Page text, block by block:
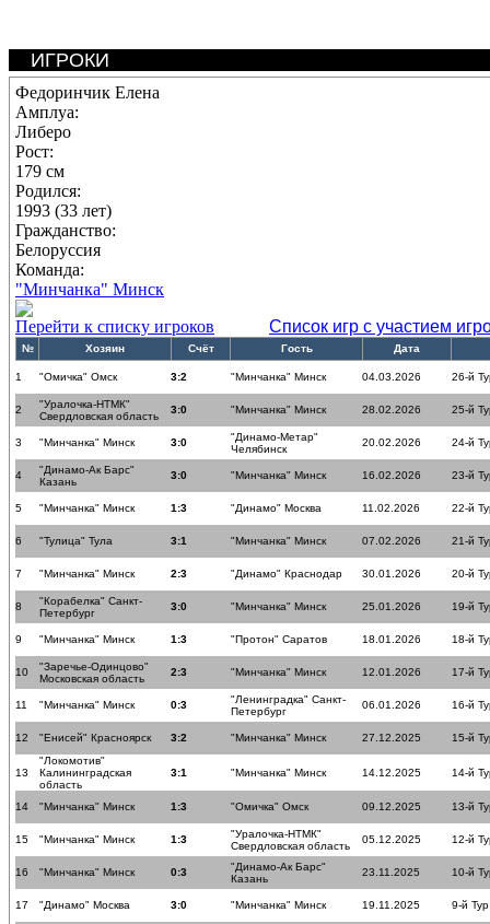
ИГРОКИ
Федоринчик Елена
Амплуа:
Либеро
Рост:
179 см
Родился:
1993 (33 лет)
Гражданство:
Белоруссия
Команда:
"Минчанка" Минск
Перейти к списку игроков
Список игр с участием
№ Хозяин Счёт Гость Дата
1 "Омичка" Омск 3:2 "Минчанка" Минск 04.03.2026 26-й
2
"Уралочка-НТМК"
Свердловская область
3:0 "Минчанка" Минск 28.02.2026 25-й
3 "Минчанка" Минск 3:0
"Динамо-Метар"
Челябинск
20.02.2026 24-й
4
"Динамо-Ак Барс"
Казань
3:0 "Минчанка" Минск 16.02.2026 23-й
5 "Минчанка" Минск 1:3 "Динамо" Москва 11.02.2026 22-й
6 "Тулица" Тула 3:1 "Минчанка" Минск 07.02.2026 21-й
7 "Минчанка" Минск 2:3 "Динамо" Краснодар 30.01.2026 20-й
8
"Корабелка" Санкт-
Петербург
3:0 "Минчанка" Минск 25.01.2026 19-й
9 "Минчанка" Минск 1:3 "Протон" Саратов 18.01.2026 18-й
10
"Заречье-Одинцово"
Московская область
2:3 "Минчанка" Минск 12.01.2026 17-й
11 "Минчанка" Минск 0:3
"Ленинградка" Санкт-
Петербург
06.01.2026 16-й
12 "Енисей" Красноярск 3:2 "Минчанка" Минск 27.12.2025 15-й
13
"Локомотив"
Калининградская
область
3:1 "Минчанка" Минск 14.12.2025 14-й
14 "Минчанка" Минск 1:3 "Омичка" Омск 09.12.2025 13-й
15 "Минчанка" Минск 1:3
"Уралочка-НТМК"
Свердловская область
05.12.2025 12-й
16 "Минчанка" Минск 0:3
"Динамо-Ак Барс"
Казань
23.11.2025 10-й
17 "Динамо" Москва 3:0 "Минчанка" Минск 19.11.2025 9-й Тур